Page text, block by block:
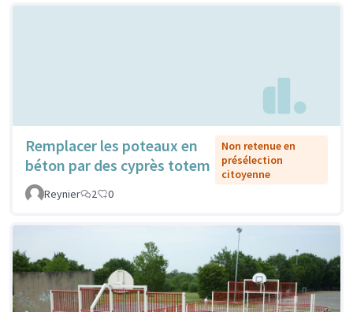
Remplacer les poteaux en
béton par des cyprès totem
Non retenue en
présélection
citoyenne
Reynier
2 0